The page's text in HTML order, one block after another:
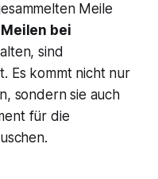
Meile
bei
sind
Es kommt nicht nur
sondern sie auch
für die